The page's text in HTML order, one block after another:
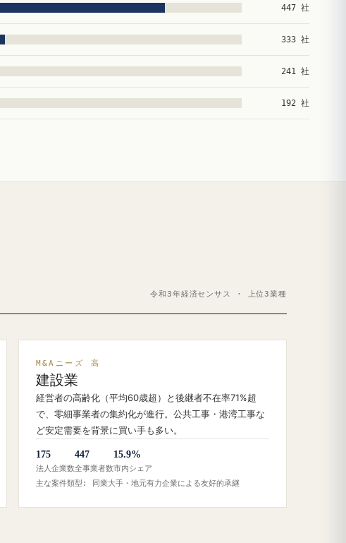
447 社
333 社
241 社
192 社
令和3年経済センサス · 上位3業種
M&Aニーズ 高
建設業
経営者の高齢化（平均60歳超）と後継者不在率71%超
で、零細事業者の集約化が進行。公共工事・港湾工事な
ど安定需要を背景に買い手も多い。
175
法人企業数
447
全事業者数
15.9%
市内シェア
主な案件類型: 同業大手・地元有力企業による友好的承継